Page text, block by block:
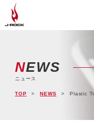
NEWS
ニュース
TOP NEWS Plastic Tree streaming